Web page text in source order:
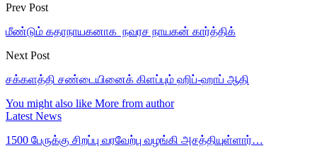
Prev Post
மீண்டும் கதாநாயகனாக நவரச நாயகன் கார்த்திக்
Next Post
சக்களத்தி சண்டையினைக் கிளப்பும் ஹிப்-ஹாப் ஆதி
You might also like More from author
Latest News
1500 பேருக்கு சிறப்பு வரவேற்பு வழங்கி அசத்தியுள்ளார்…